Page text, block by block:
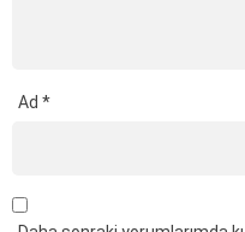
Ad *